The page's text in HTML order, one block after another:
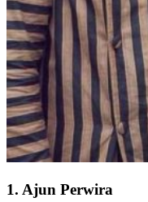
1. Ajun Perwira